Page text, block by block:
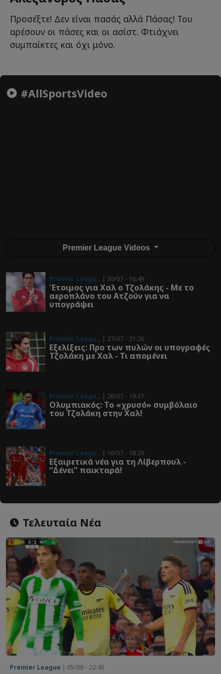
Προσέξτε! Δεν είναι πασάς αλλά Πάσας! Του
αρέσουν οι πάσες και οι ασίστ. Φτιάχνει
συμπαίκτες και όχι μόνο.
#AllSportsVideo
Premier League Videos
Premier Leagu... | 30/07 - 16:49
Έτοιμος για Χαλ ο Τζολάκης - Με το
αεροπλάνο του Ατζούν για να
υπογράψει
Premier Leagu... | 27/07 - 21:26
Εξελίξεις: Προ των πυλών οι υπογραφές
Τζολάκη με Χαλ - Τι απομένει
Premier Leagu... | 26/07 - 19:37
Ολυμπιακός: To «χρυσό» συμβόλαιο
του Τζολάκη στην Χαλ!
Premier Leagu... | 16/07 - 18:29
Εξαιρετικά νέα για τη Λίβερπουλ -
“Δένει” παικταρά!
Τελευταία Νέα
Premier League | 05/08 - 22:43